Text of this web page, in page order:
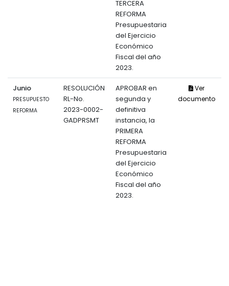
TERCERA
REFORMA
Presupuestaria
del Ejercicio
Económico
Fiscal del año
2023.
Junio
PRESUPUESTO
REFORMA
RESOLUCIÓN
RL-No.
2023-0002-
GADPRSMT
APROBAR en
segunda y
definitiva
instancia, la
PRIMERA
REFORMA
Presupuestaria
del Ejercicio
Económico
Fiscal del año
2023.
Ver
documento